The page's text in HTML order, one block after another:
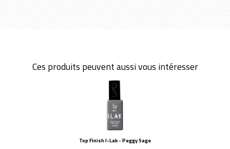
Ces produits peuvent aussi vous intéresser
Top Finish I-Lak - Peggy Sage